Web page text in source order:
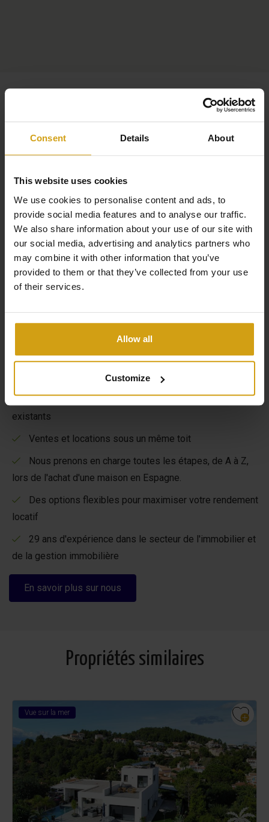
Consent Details About
This website uses cookies
We use cookies to personalise content and ads, to
provide social media features and to analyse our traffic.
We also share information about your use of our site with
our social media, advertising and analytics partners who
may combine it with other information that you’ve
provided to them or that they’ve collected from your use
of their services.
Allow all
Customize
Les avantages de CasaLasDunas
Spécialisé dans la construction neuve et les bâtiments
existants
Ventes et locations sous un même toit
Nous prenons en charge toutes les étapes, de A à Z,
lors de l'achat d'une maison en Espagne.
Des options flexibles pour maximiser votre rendement
locatif
29 ans d'expérience dans le secteur de l'immobilier et
de la gestion immobilière
En savoir plus sur nous
Propriétés similaires
Vue sur la mer